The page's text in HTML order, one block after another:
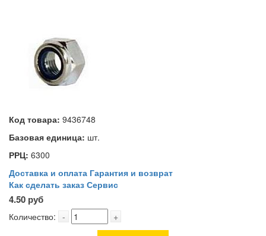
Код товара: 9436748
Базовая единица: шт.
РРЦ: 6300
Доставка и оплата Гарантия и возврат
Как сделать заказ Сервис
4.50 руб
Количество: - +